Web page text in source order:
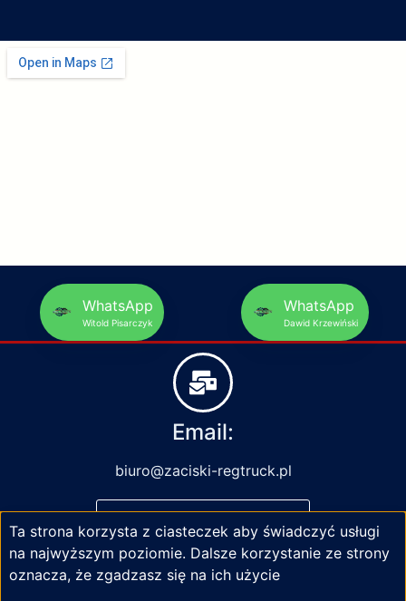
WhatsApp
Witold Pisarczyk
WhatsApp
Dawid Krzewiński
Email:
biuro@zaciski-regtruck.pl
NAPISZ DO NAS
Ta strona korzysta z ciasteczek aby świadczyć usługi
na najwyższym poziomie. Dalsze korzystanie ze strony
oznacza, że zgadzasz się na ich użycie